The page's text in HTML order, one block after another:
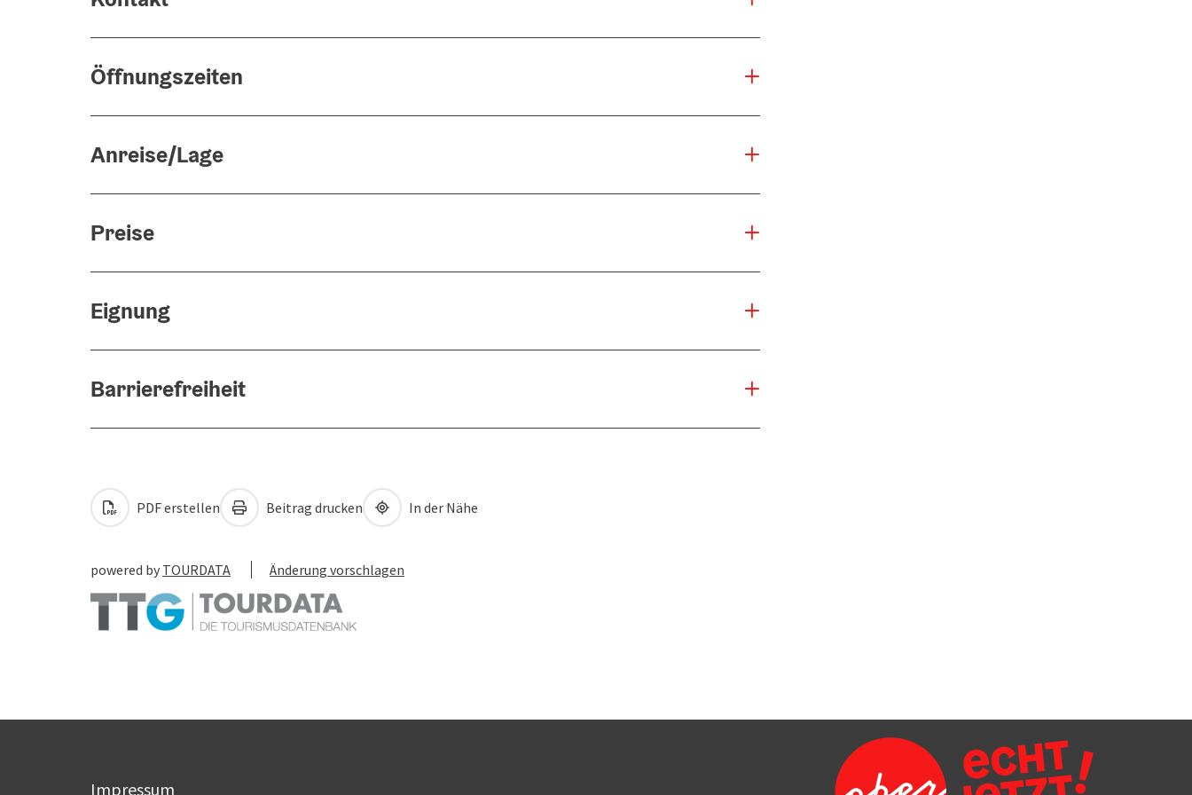
Öffnungszeiten
Anreise/Lage
Preise
Eignung
Barrierefreiheit
PDF erstellen Beitrag drucken In der Nähe
powered by TOURDATA Änderung vorschlagen
Impressum